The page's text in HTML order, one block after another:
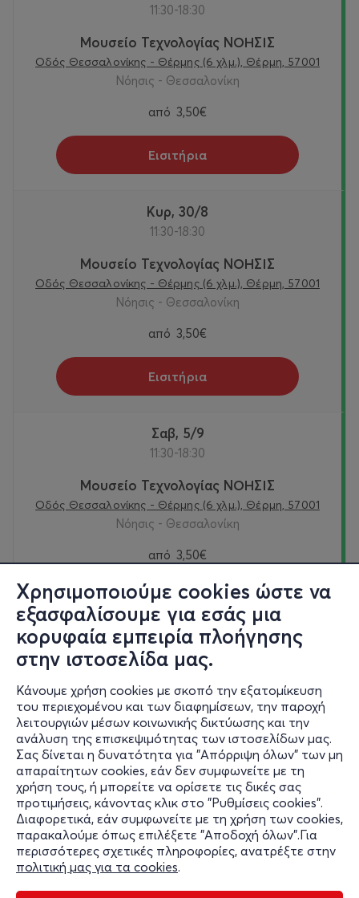
Χρησιμοποιούμε cookies ώστε να
εξασφαλίσουμε για εσάς μια
κορυφαία εμπειρία πλοήγησης
στην ιστοσελίδα μας.
Κάνουμε χρήση cookies με σκοπό την εξατομίκευση
του περιεχομένου και των διαφημίσεων, την παροχή
λειτουργιών μέσων κοινωνικής δικτύωσης και την
ανάλυση της επισκεψιμότητας των ιστοσελίδων μας.
Σας δίνεται η δυνατότητα για "Απόρριψη όλων" των μη
απαραίτητων cookies, εάν δεν συμφωνείτε με τη
χρήση τους, ή μπορείτε να ορίσετε τις δικές σας
προτιμήσεις, κάνοντας κλικ στο "Ρυθμίσεις cookies".
Διαφορετικά, εάν συμφωνείτε με τη χρήση των cookies,
παρακαλούμε όπως επιλέξετε "Αποδοχή όλων".Για
περισσότερες σχετικές πληροφορίες, ανατρέξτε στην
πολιτική μας για τα cookies.
11:30-18:30
Μουσείο Τεχνολογίας ΝΟΗΣΙΣ
Οδός Θεσσαλονίκης - Θέρμης (6 χλμ.), Θέρμη, 57001
Νόησις - Θεσσαλονίκη
από 3,50€
Εισιτήρια
Κυρ, 30/8
11:30-18:30
Μουσείο Τεχνολογίας ΝΟΗΣΙΣ
Οδός Θεσσαλονίκης - Θέρμης (6 χλμ.), Θέρμη, 57001
Νόησις - Θεσσαλονίκη
από 3,50€
Εισιτήρια
Σαβ, 5/9
11:30-18:30
Μουσείο Τεχνολογίας ΝΟΗΣΙΣ
Οδός Θεσσαλονίκης - Θέρμης (6 χλμ.), Θέρμη, 57001
Νόησις - Θεσσαλονίκη
από 3,50€
Εισιτήρια
Κυρ, 6/9
11:30-18:30
Μουσείο Τεχνολογίας ΝΟΗΣΙΣ
Οδός Θεσσαλονίκης - Θέρμης (6 χλμ.), Θέρμη, 57001
Νόησις - Θεσσαλονίκη
από 3,50€
Εισιτήρια